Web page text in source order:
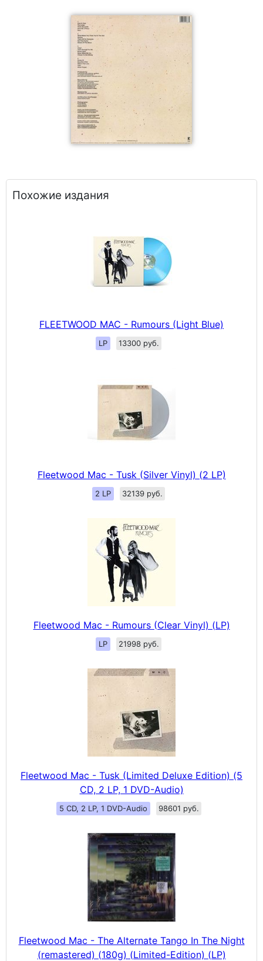
Похожие издания
FLEETWOOD MAC - Rumours (Light Blue)
LP 13300 руб.
Fleetwood Mac - Tusk (Silver Vinyl) (2 LP)
2 LP 32139 руб.
Fleetwood Mac - Rumours (Clear Vinyl) (LP)
LP 21998 руб.
Fleetwood Mac - Tusk (Limited Deluxe Edition) (5
CD, 2 LP, 1 DVD-Audio)
5 CD, 2 LP, 1 DVD-Audio 98601 руб.
Fleetwood Mac - The Alternate Tango In The Night
(remastered) (180g) (Limited-Edition) (LP)